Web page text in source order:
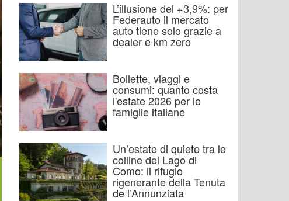
L’illusione del +3,9%: per
Federauto il mercato
auto tiene solo grazie a
dealer e km zero
Bollette, viaggi e
consumi: quanto costa
l'estate 2026 per le
famiglie italiane
Un’estate di quiete tra le
colline del Lago di
Como: il rifugio
rigenerante della Tenuta
de l’Annunziata